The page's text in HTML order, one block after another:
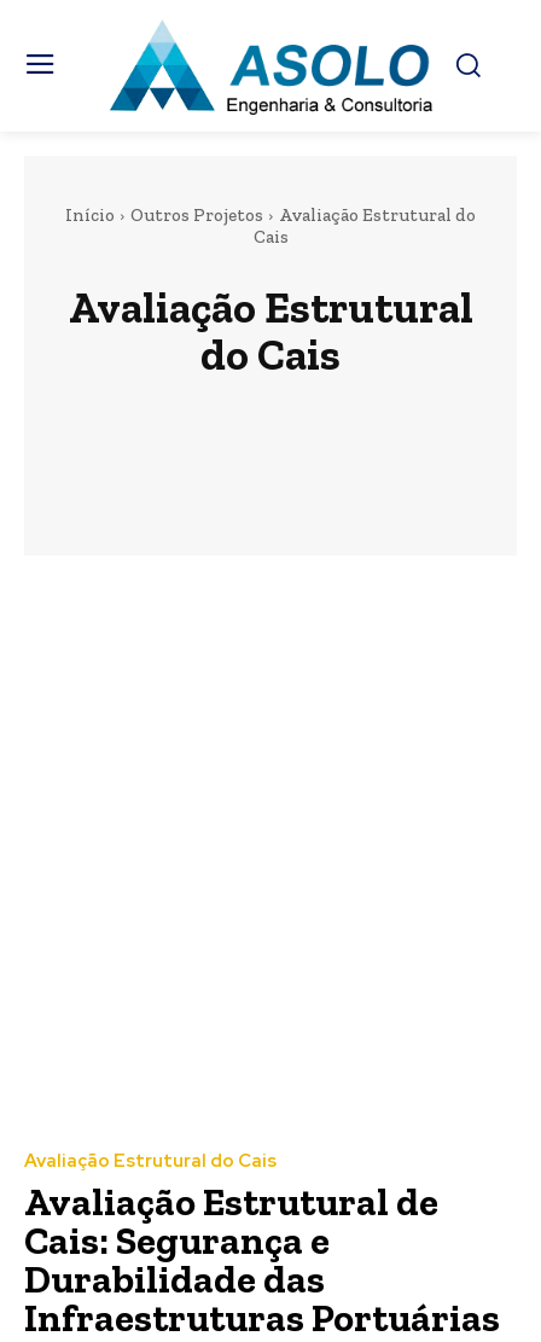
Início Outros Projetos
Avaliação Estrutural do
Cais
Avaliação Estrutural
do Cais
Avaliação Estrutural do Cais
Avaliação Estrutural de
Cais: Segurança e
Durabilidade das
Infraestruturas Portuárias